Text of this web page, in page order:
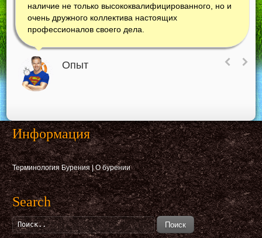
наличие не только высококвалифицированного, но и
очень дружного коллектива настоящих
профессионалов своего дела.
Опыт
Информация
Терминология Бурения|О бурении
Search
Поиск